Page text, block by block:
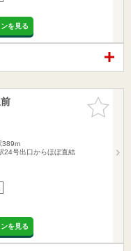
を見る
お気に入
りに追加
389m
24号出口からほぼ直結
を見る